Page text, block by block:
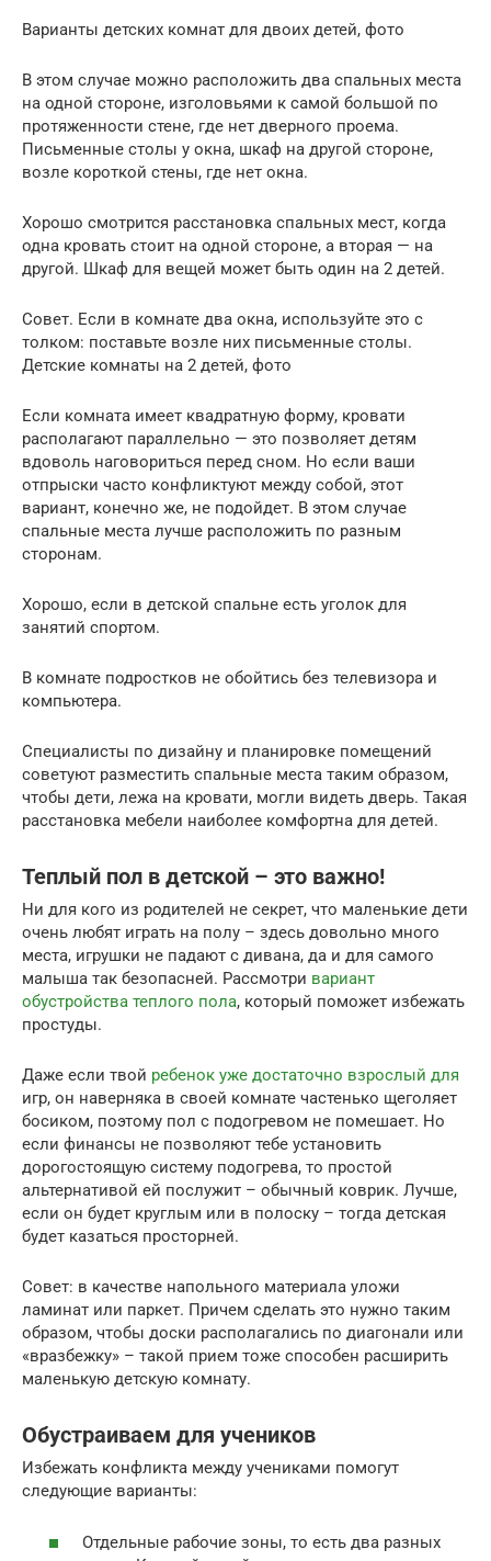
Варианты детских комнат для двоих детей, фото
В этом случае можно расположить два спальных места
на одной стороне, изголовьями к самой большой по
протяженности стене, где нет дверного проема.
Письменные столы у окна, шкаф на другой стороне,
возле короткой стены, где нет окна.
Хорошо смотрится расстановка спальных мест, когда
одна кровать стоит на одной стороне, а вторая — на
другой. Шкаф для вещей может быть один на 2 детей.
Совет. Если в комнате два окна, используйте это с
толком: поставьте возле них письменные столы.
Детские комнаты на 2 детей, фото
Если комната имеет квадратную форму, кровати
располагают параллельно — это позволяет детям
вдоволь наговориться перед сном. Но если ваши
отпрыски часто конфликтуют между собой, этот
вариант, конечно же, не подойдет. В этом случае
спальные места лучше расположить по разным
сторонам.
Хорошо, если в детской спальне есть уголок для
занятий спортом.
В комнате подростков не обойтись без телевизора и
компьютера.
Специалисты по дизайну и планировке помещений
советуют разместить спальные места таким образом,
чтобы дети, лежа на кровати, могли видеть дверь. Такая
расстановка мебели наиболее комфортна для детей.
Теплый пол в детской – это важно!
Ни для кого из родителей не секрет, что маленькие дети
очень любят играть на полу – здесь довольно много
места, игрушки не падают с дивана, да и для самого
малыша так безопасней. Рассмотри вариант
обустройства теплого пола, который поможет избежать
простуды.
Даже если твой ребенок уже достаточно взрослый для
игр, он наверняка в своей комнате частенько щеголяет
босиком, поэтому пол с подогревом не помешает. Но
если финансы не позволяют тебе установить
дорогостоящую систему подогрева, то простой
альтернативой ей послужит – обычный коврик. Лучше,
если он будет круглым или в полоску – тогда детская
будет казаться просторней.
Совет: в качестве напольного материала уложи
ламинат или паркет. Причем сделать это нужно таким
образом, чтобы доски располагались по диагонали или
«вразбежку» – такой прием тоже способен расширить
маленькую детскую комнату.
Обустраиваем для учеников
Избежать конфликта между учениками помогут
следующие варианты:
Отдельные рабочие зоны, то есть два разных